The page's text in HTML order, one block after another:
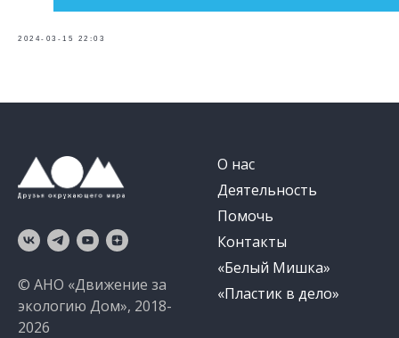
2024-03-15 22:03
© АНО «Движение за
экологию Дом», 2018-
2026
О нас
Деятельность
Помочь
Контакты
«Белый Мишка»
«Пластик в дело»